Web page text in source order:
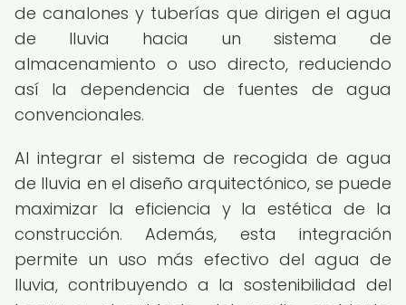
de canalones y tuberías que dirigen el agua
de lluvia hacia un sistema de
almacenamiento o uso directo, reduciendo
así la dependencia de fuentes de agua
convencionales.
Al integrar el sistema de recogida de agua
de lluvia en el diseño arquitectónico, se puede
maximizar la eficiencia y la estética de la
construcción. Además, esta integración
permite un uso más efectivo del agua de
lluvia, contribuyendo a la sostenibilidad del